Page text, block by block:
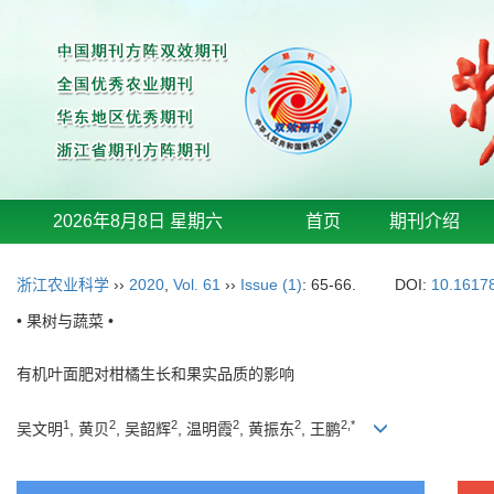
2026年8月8日 星期六 首页 期刊介绍
浙江农业科学 ›› 2020 Vol. 61 ›› Issue (1): 65-66. DOI:
• 果树与蔬菜 •
有机叶面肥对柑橘生长和果实品质的影响
吴文明 1 , 黄贝2, 吴韶辉2, 温明霞2, 黄振东2, 王鹏2,*